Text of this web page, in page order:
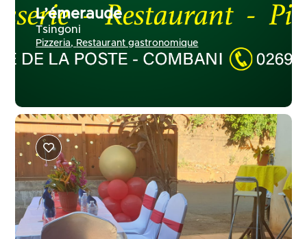
L’émeraude
Tsingoni
Pizzeria, Restaurant gastronomique